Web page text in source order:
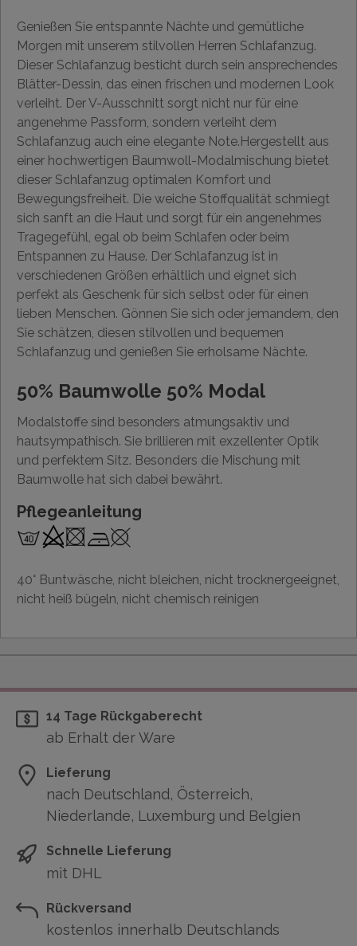
Genießen Sie entspannte Nächte und gemütliche
Morgen mit unserem stilvollen Herren Schlafanzug.
Dieser Schlafanzug besticht durch sein ansprechendes
Blätter-Dessin, das einen frischen und modernen Look
verleiht. Der V-Ausschnitt sorgt nicht nur für eine
angenehme Passform, sondern verleiht dem
Schlafanzug auch eine elegante Note.Hergestellt aus
einer hochwertigen Baumwoll-Modalmischung bietet
dieser Schlafanzug optimalen Komfort und
Bewegungsfreiheit. Die weiche Stoffqualität schmiegt
sich sanft an die Haut und sorgt für ein angenehmes
Tragegefühl, egal ob beim Schlafen oder beim
Entspannen zu Hause. Der Schlafanzug ist in
verschiedenen Größen erhältlich und eignet sich
perfekt als Geschenk für sich selbst oder für einen
lieben Menschen. Gönnen Sie sich oder jemandem, den
Sie schätzen, diesen stilvollen und bequemen
Schlafanzug und genießen Sie erholsame Nächte.
50% Baumwolle 50% Modal
Modalstoffe sind besonders atmungsaktiv und
hautsympathisch. Sie brillieren mit exzellenter Optik
und perfektem Sitz. Besonders die Mischung mit
Baumwolle hat sich dabei bewährt.
Pflegeanleitung
40° Buntwäsche, nicht bleichen, nicht trocknergeeignet,
nicht heiß bügeln, nicht chemisch reinigen
14 Tage Rückgaberecht
ab Erhalt der Ware
Lieferung
nach Deutschland, Österreich,
Niederlande, Luxemburg und Belgien
Schnelle Lieferung
mit DHL
Rückversand
kostenlos innerhalb Deutschlands